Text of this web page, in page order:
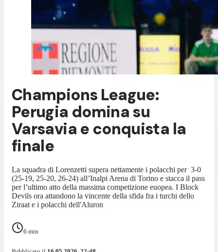
Champions League:
Perugia domina su
Varsavia e conquista la
finale
La squadra di Lorenzetti supera nettamente i polacchi per 3-0
(25-19, 25-20, 26-24) all’Inalpi Arena di Torino e stacca il pass
per l’ultimo atto della massima competizione euopea. I Block
Devils ora attandono la vincente della sfida fra i turchi dello
Ziraat e i polacchi dell'Aluron
6 min